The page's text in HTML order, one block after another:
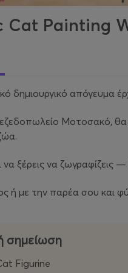
Cat Painting
δημιουργικό απόγευμα
Μοτοσακό, θα
να ξέρεις να
ή με την παρέα σου και
σημείωση
Figurine